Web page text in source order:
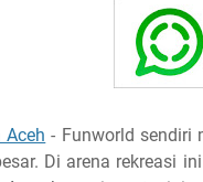
Aceh - Funworld sendiri
Di arena rekreasi